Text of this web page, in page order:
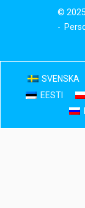
©
-
SVENSKA
EESTI